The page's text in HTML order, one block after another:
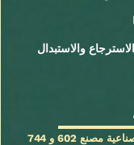
والاستبدال
602 و 744